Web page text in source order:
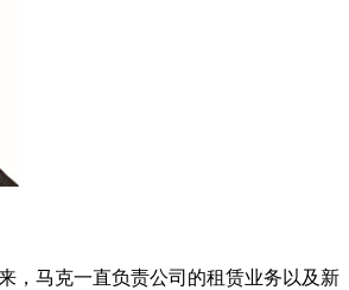
，马克一直负责公司的租赁业务以及新